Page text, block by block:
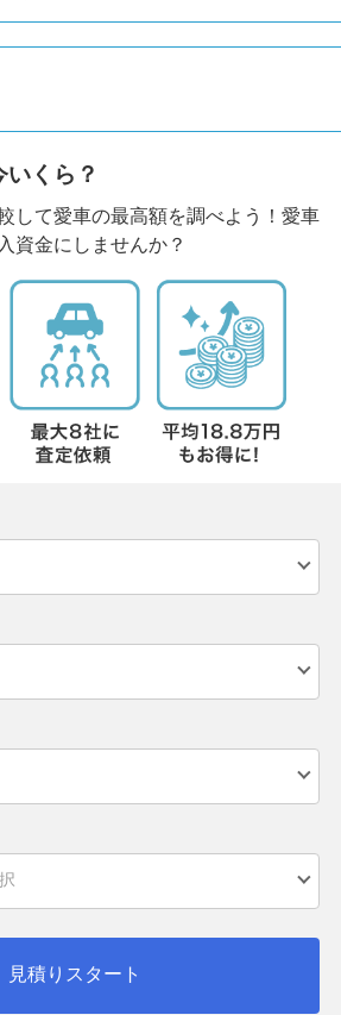
くら？
して愛車の最高額を調べよう！愛車
資金にしませんか？
見積りスタート